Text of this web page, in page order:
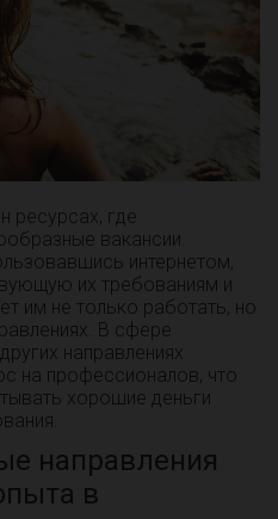
ресурсах, где
вакансии.
интернетом,
их требованиям и
им не только работать, но
В сфере
направлениях
на профессионалов, что
хорошие деньги
направления
в